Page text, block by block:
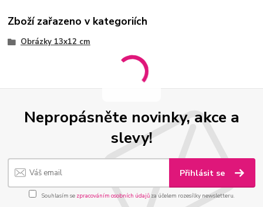
Zboží zařazeno v kategoriích
Obrázky 13x12 cm
Nepropásněte novinky, akce a
slevy!
Přihlásit se
Souhlasím se zpracováním osobních údajůza účelem rozesílky newsletteru.